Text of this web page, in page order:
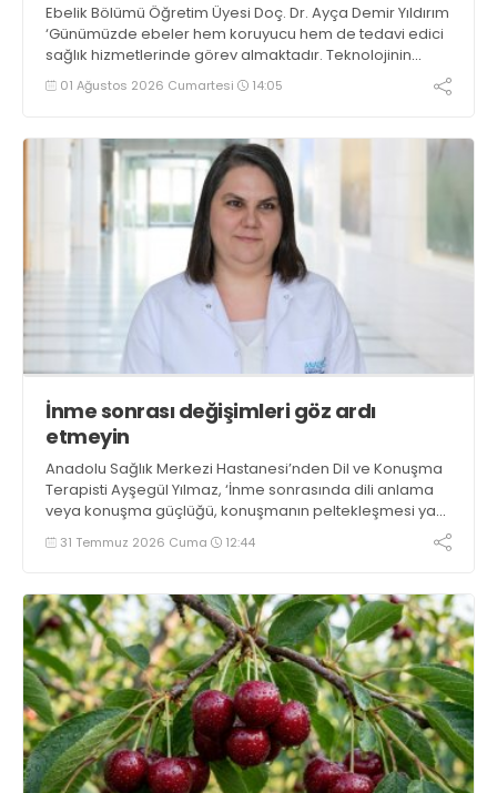
Ebelik Bölümü Öğretim Üyesi Doç. Dr. Ayça Demir Yıldırım
‘Günümüzde ebeler hem koruyucu hem de tedavi edici
sağlık hizmetlerinde görev almaktadır. Teknolojinin
gelişmesiyle birlikte uzaktan takip, mobil uygulamalar ve
tele-sağlık gibi yöntemlerle daha fazla kişiye
01 Ağustos 2026 Cumartesi 14:05
İnme sonrası değişimleri göz ardı
etmeyin
Anadolu Sağlık Merkezi Hastanesi’nden Dil ve Konuşma
Terapisti Ayşegül Yılmaz, ‘İnme sonrasında dili anlama
veya konuşma güçlüğü, konuşmanın peltekleşmesi ya
da sözcükleri doğru şekilde söyleyememe gibi sorunlar
ortaya çıkabilir. Bu sorunlar yalnızca iletişimi değil, kişinin
açıklamasında bulundu
31 Temmuz 2026 Cuma 12:44